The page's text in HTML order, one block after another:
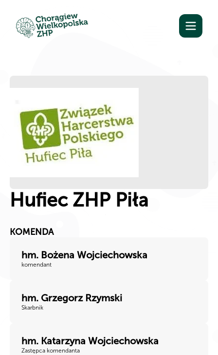
Hufiec ZHP Piła
KOMENDA
hm. Bożena Wojciechowska
komendant
hm. Grzegorz Rzymski
Skarbnik
hm. Katarzyna Wojciechowska
Zastępca komendanta